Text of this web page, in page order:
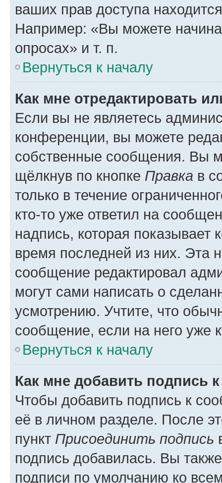
ваших прав доступа
Например: «Вы можете
опросах» и т. п.
Вернуться к началу
Как мне отредактировать
Если вы не являетесь
конференции, вы можете
собственные сообщения. Вы
щёлкнув по кнопке Правка в
только в течение
кто-то уже ответил на
надпись, которая показывает
время последней из них. Эта
сообщение редактировал
могут сами написать о
усмотрению. Учтите, что
сообщение, если на него уже
Вернуться к началу
Как мне добавить подпись
Чтобы добавить подпись к
её в личном разделе. После
пункт Присоединить подпись
подпись добавилась. Вы
подписи по умолчанию ко